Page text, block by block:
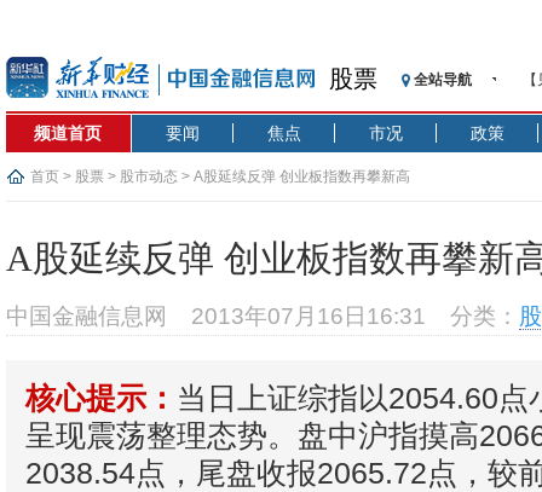
股票 全站导航
记
央
沥
济
频道首页 要闻 焦点 市况 政策
首页 > 股票 > 股市动态 > A股延续反弹 创业板指数再攀新高
A股延续反弹 创业板指数再攀新
中国金融信息网 2013年07月16日16:31 分类：
核心提示： 当日上证综指以2054.60点
呈现震荡整理态势。盘中沪指摸高
2038.54点，尾盘收报2065.72点，较